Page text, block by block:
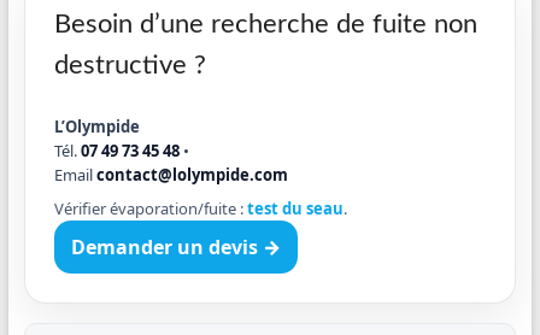
Besoin d’une recherche de fuite non
destructive ?
L’Olympide
Tél.07 49 73 45 48•
Emailcontact@lolympide.com
Vérifier évaporation/fuite :test du seau.
Demander un devis →